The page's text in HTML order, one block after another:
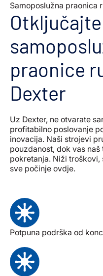
Samoposlužna praonica
praonice
Dexter
Uz Dexter, ne otvarate
profitabilno poslovanje
inovacija. Naši strojevi
pouzdanost, dok vas
pokretanja. Niži
sve počinje ovdje.
Potpuna podrška od